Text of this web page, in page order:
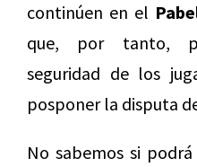
continúen en el
que, por tanto,
seguridad de los
posponer la disputa
No sabemos si